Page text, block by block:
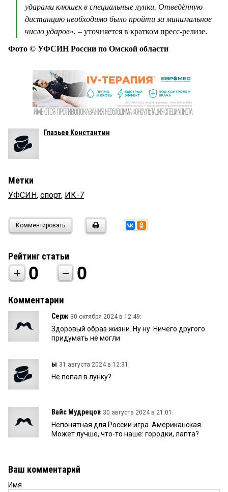
ударами клюшек в специальные лунки. Отведённую
дистанцию необходимо было пройти за минимальное
число ударов», – уточняется в кратком пресс-релизе.
Фото © УФСИН России по Омской области
Глазьев Константин
Метки
УФСИН, спорт, ИК-7
Комментировать
Рейтинг статьи
0 0
Комментарии
Серж 30 октября 2024 в 12:49:
Здоровый образ жизни. Ну ну. Ничего другого
придумать не могли
ы 31 августа 2024 в 12:31:
Не попал в лунку?
Вайс Мудрецов 30 августа 2024 в 21:01:
Непонятная для России игра. Американская.
Может лучше, что-то наше: городки, лапта?
Ваш комментарий
Имя